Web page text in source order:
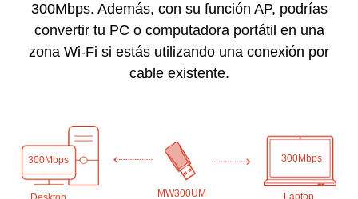
300Mbps. Además, con su función AP, podrías
convertir tu PC o computadora portátil en una
zona Wi-Fi si estás utilizando una conexión por
cable existente.
300Mbps 300Mbps
MW300UM Laptop